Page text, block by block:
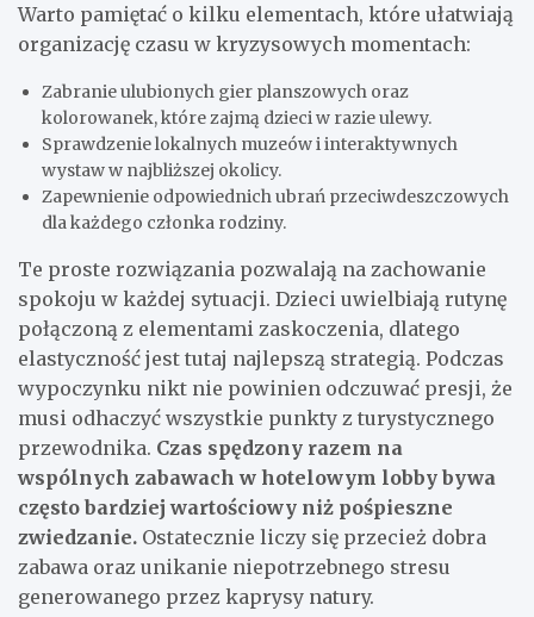
Warto pamiętać o kilku elementach, które ułatwiają
organizację czasu w kryzysowych momentach:
Zabranie ulubionych gier planszowych oraz
kolorowanek, które zajmą dzieci w razie ulewy.
Sprawdzenie lokalnych muzeów i interaktywnych
wystaw w najbliższej okolicy.
Zapewnienie odpowiednich ubrań przeciwdeszczowych
dla każdego członka rodziny.
Te proste rozwiązania pozwalają na zachowanie
spokoju w każdej sytuacji. Dzieci uwielbiają rutynę
połączoną z elementami zaskoczenia, dlatego
elastyczność jest tutaj najlepszą strategią. Podczas
wypoczynku nikt nie powinien odczuwać presji, że
musi odhaczyć wszystkie punkty z turystycznego
przewodnika. Czas spędzony razem na
wspólnych zabawach w hotelowym lobby bywa
często bardziej wartościowy niż pośpieszne
zwiedzanie. Ostatecznie liczy się przecież dobra
zabawa oraz unikanie niepotrzebnego stresu
generowanego przez kaprysy natury.